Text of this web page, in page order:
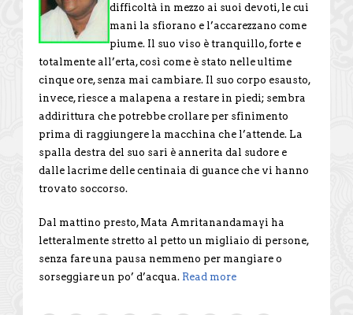
difficoltà in mezzo ai suoi devoti, le cui
mani la sfiorano e l’accarezzano come
piume. Il suo viso è tranquillo, forte e
totalmente all’erta, così come è stato nelle ultime
cinque ore, senza mai cambiare. Il suo corpo esausto,
invece, riesce a malapena a restare in piedi; sembra
addirittura che potrebbe crollare per sfinimento
prima di raggiungere la macchina che l’attende. La
spalla destra del suo sari è annerita dal sudore e
dalle lacrime delle centinaia di guance che vi hanno
trovato soccorso.
Dal mattino presto, Mata Amritanandamayi ha
letteralmente stretto al petto un migliaio di persone,
senza fare una pausa nemmeno per mangiare o
sorseggiare un po’ d’acqua. Read more